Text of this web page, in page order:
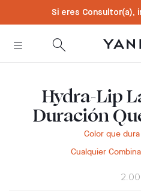
Si eres Consultor(a),
Hydra-Lip
Duración
Color que
Cualquier